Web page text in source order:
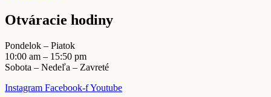
Otváracie hodiny
Pondelok – Piatok
10:00 am – 15:50 pm
Sobota – Nedeľa – Zavreté
Instagram Facebook-fYoutube